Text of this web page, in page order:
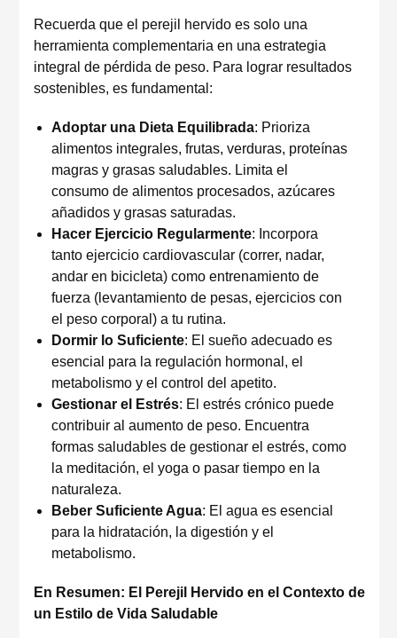
Recuerda que el perejil hervido es solo una
herramienta complementaria en una estrategia
integral de pérdida de peso. Para lograr resultados
sostenibles, es fundamental:
Adoptar una Dieta Equilibrada: Prioriza
alimentos integrales, frutas, verduras, proteínas
magras y grasas saludables. Limita el
consumo de alimentos procesados, azúcares
añadidos y grasas saturadas.
Hacer Ejercicio Regularmente: Incorpora
tanto ejercicio cardiovascular (correr, nadar,
andar en bicicleta) como entrenamiento de
fuerza (levantamiento de pesas, ejercicios con
el peso corporal) a tu rutina.
Dormir lo Suficiente: El sueño adecuado es
esencial para la regulación hormonal, el
metabolismo y el control del apetito.
Gestionar el Estrés: El estrés crónico puede
contribuir al aumento de peso. Encuentra
formas saludables de gestionar el estrés, como
la meditación, el yoga o pasar tiempo en la
naturaleza.
Beber Suficiente Agua: El agua es esencial
para la hidratación, la digestión y el
metabolismo.
En Resumen: El Perejil Hervido en el Contexto de
un Estilo de Vida Saludable